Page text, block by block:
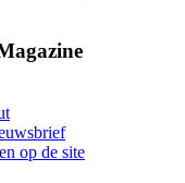
op de site